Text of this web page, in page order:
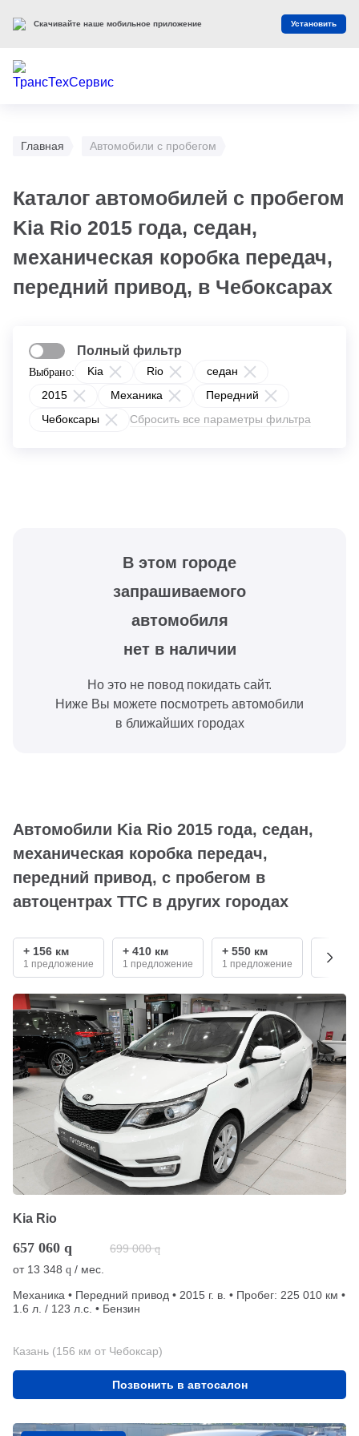
Главная Автомобили с пробегом
Каталог автомобилей с пробегом
Kia Rio 2015 года, седан,
механическая коробка передач,
передний привод, в Чебоксарах
Выбрано: Kia Rio
седан
2015
Механика
Передний
Чебоксары
Сбросить все параметры фильтра
Полный фильтр
В этом городе
запрашиваемого
автомобиля
нет в наличии
Но это не повод покидать сайт.
Ниже Вы можете посмотреть автомобили
в ближайших городах
Автомобили Kia Rio 2015 года, седан,
механическая коробка передач,
передний привод, с пробегом в
автоцентрах ТТС в других городах
+ 156 км
1 предложение
+ 410 км
1 предложение
+ 550 км
1 предложение
+ 690
1
Kia Rio
657 060 q 699 000 q
от 13 348 q / мес.
Механика • Передний привод • 2015 г. в. • Пробег: 225 010 км •
1.6 л. / 123 л.с. • Бензин
Казань (156 км от Чебоксар)
Позвонить в автосалон
Скачивайте наше мобильное приложение Установить